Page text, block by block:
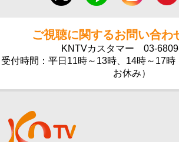
ご視聴に関するお問い合わ
KNTVカスタマー 03-
受付時間：平日11時～13時、14時～17時
お休み）